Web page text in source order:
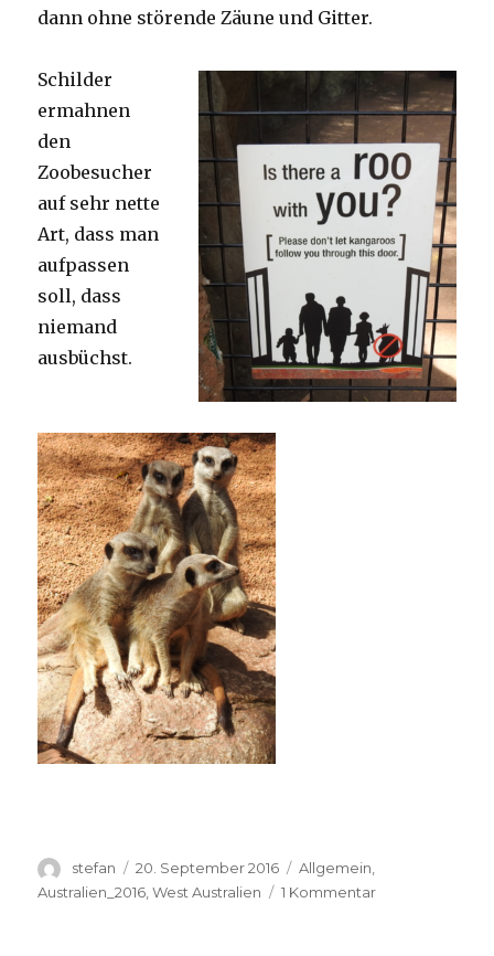
dann ohne störende Zäune und Gitter.
Schilder
ermahnen
den
Zoobesucher
auf sehr nette
Art, dass man
aufpassen
soll, dass
niemand
ausbüchst.
Autor
stefan
Veröffentlicht
am
20. September 2016 Kategorien
Allgemein,
Australien_2016 ,West Australien 1 Kommentarzu